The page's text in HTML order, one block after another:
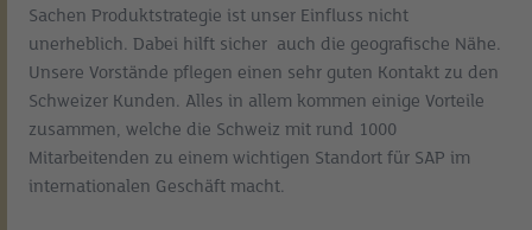
Sachen Produktstrategie ist unser Einfluss nicht
unerheblich. Dabei hilft sicher auch die geografische Nähe.
Unsere Vorstände pflegen einen sehr guten Kontakt zu den
Schweizer Kunden. Alles in allem kommen einige Vorteile
zusammen, welche die Schweiz mit rund 1000
Mitarbeitenden zu einem wichtigen Standort für SAP im
internationalen Geschäft macht.